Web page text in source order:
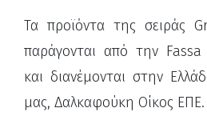
Τα προϊόντα της σειράς
παράγονται από την Fassa
και διανέμονται στην
μας, Δαλκαφούκη Οίκος ΕΠΕ.